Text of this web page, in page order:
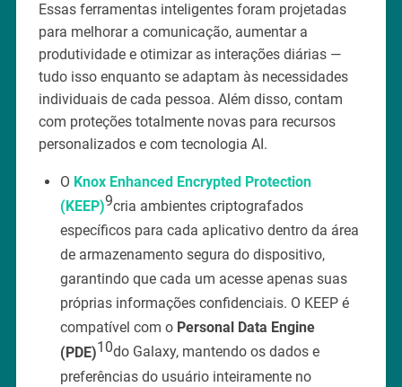
Essas ferramentas inteligentes foram projetadas
para melhorar a comunicação, aumentar a
produtividade e otimizar as interações diárias —
tudo isso enquanto se adaptam às necessidades
individuais de cada pessoa. Além disso, contam
com proteções totalmente novas para recursos
personalizados e com tecnologia AI.
O Knox Enhanced Encrypted Protection
(KEEP)9cria ambientes criptografados
específicos para cada aplicativo dentro da área
de armazenamento segura do dispositivo,
garantindo que cada um acesse apenas suas
próprias informações confidenciais. O KEEP é
compatível com o Personal Data Engine
(PDE)10do Galaxy, mantendo os dados e
preferências do usuário inteiramente no